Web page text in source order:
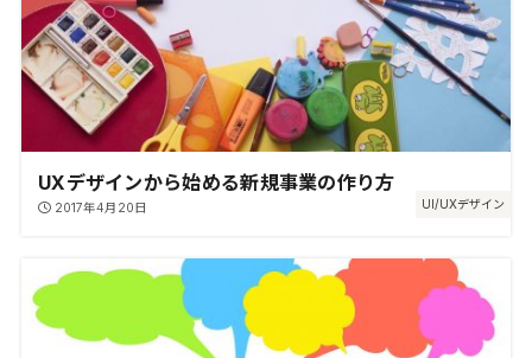
UI/UXデザイン
UXデザインから始める新規事業の作り方
2017年4月20日